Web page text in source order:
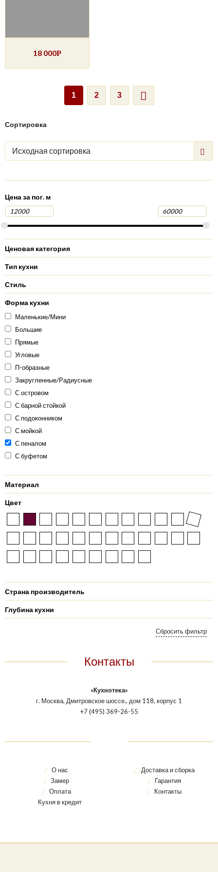
18 000Р
1 2 3
Сортировка
Исходная сортировка
Цена за пог. м
Ценовая категория
Тип кухни
Стиль
Форма кухни
Маленькие/Мини
Большие
Прямые
Угловые
П-образные
Закругленные/Радиусные
С островом
С барной стойкой
С подоконником
С мойкой
С пеналом
С буфетом
Материал
Цвет
Страна производитель
Глубина кухни
Контакты
«Кухнотека»
г. Москва, Дмитровское шоссе., дом 118, корпус 1
+7 (495) 369-26-55
О нас
Замер
Оплата
Кухня в кредит
Доставка и сборка
Гарантия
Контакты